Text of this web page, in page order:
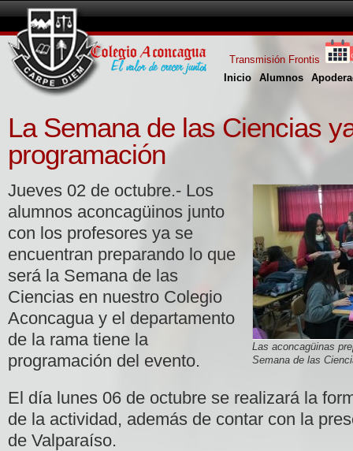
Inicio Alumnos
Transmisión Frontis
La Semana de las Ciencias
programación
Las aconcagüinas
Semana de las
Jueves 02 de octubre.- Los
alumnos aconcagüinos junto
con los profesores ya se
encuentran preparando lo que
será la Semana de las
Ciencias en nuestro Colegio
Aconcagua y el departamento
de la rama tiene la
programación del evento.
El día lunes 06 de octubre se realizará la
de la actividad, además de contar con la
de Valparaíso.